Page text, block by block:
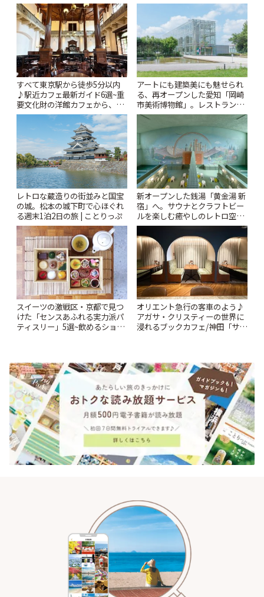
すべて東京駅から徒歩5分以内
♪駅近カフェ最新ガイド6選~重
要文化財の洋館カフェから、改
札すぐのレトロ喫茶まで~ | こと
アートにも建築美にも魅せられ
る、再オープンした愛知「岡崎
市美術博物館」。レストランや
ショップも充実 | ことりっぷ
レトロな蔵造りの街並みと国宝
の城。松本の城下町で心ほぐれ
る週末1泊2日の旅 | ことりっぷ
新オープンした銭湯「黄金湯 新
宿」へ。サウナとクラフトビー
ルを楽しむ癒やしのレトロ空間
| ことりっぷ
スイーツの激戦区・京都で見つ
けた「センスあふれる実力派パ
ティスリー」5選~飲めるショー
オリエント急行の客車のよう♪
アガサ・クリスティーの世界に
浸れるブックカフェ/神田「サロ